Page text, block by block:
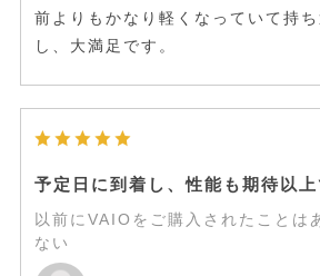
前よりもかなり軽くなっていて持
し、大満足です。
予定日に到着し、性能も期待以上
以前にVAIOをご購入されたことは
ない